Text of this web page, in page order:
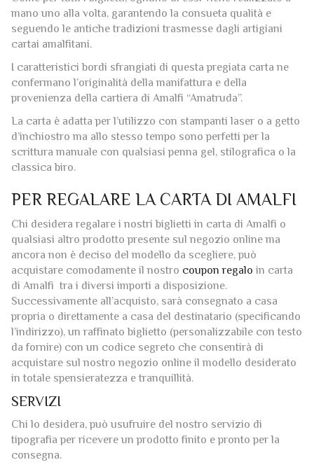
mano uno alla volta, garantendo la consueta qualità e
seguendo le antiche tradizioni trasmesse dagli artigiani
cartai amalfitani.
I caratteristici bordi sfrangiati di questa pregiata carta ne
confermano l’originalità della manifattura e della
provenienza della cartiera di Amalfi “Amatruda”.
La carta è adatta per l’utilizzo con stampanti laser o a getto
d’inchiostro ma allo stesso tempo sono perfetti per la
scrittura manuale con qualsiasi penna gel, stilografica o la
classica biro.
PER REGALARE LA CARTA DI AMALFI
Chi desidera regalare i nostri biglietti in carta di Amalfi o
qualsiasi altro prodotto presente sul negozio online ma
ancora non è deciso del modello da scegliere, può
acquistare comodamente il nostro coupon regalo in carta
di Amalfi tra i diversi importi a disposizione.
Successivamente all’acquisto, sarà consegnato a casa
propria o direttamente a casa del destinatario (specificando
l’indirizzo), un raffinato biglietto (personalizzabile con testo
da fornire) con un codice segreto che consentirà di
acquistare sul nostro negozio online il modello desiderato
in totale spensieratezza e tranquillità.
SERVIZI
Chi lo desidera, può usufruire del nostro servizio di
tipografia per ricevere un prodotto finito e pronto per la
consegna.